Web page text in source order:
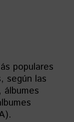
populares
según las